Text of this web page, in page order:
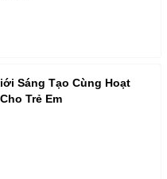
Sáng Tạo Cùng Hoạt
Trẻ Em